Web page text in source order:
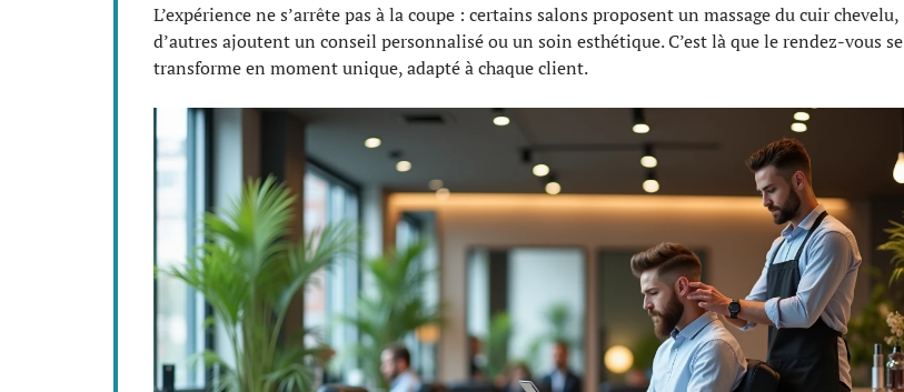
L’expérience ne s’arrête pas à la coupe : certains salons proposent un massage du cuir chevelu,
d’autres ajoutent un conseil personnalisé ou un soin esthétique. C’est là que le rendez-vous se
transforme en moment unique, adapté à chaque client.